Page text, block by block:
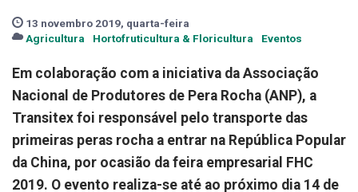
13 novembro 2019, quarta-feira
Agricultura
Hortofruticultura & Floricultura Eventos
Em colaboração com a iniciativa da Associação
Nacional de Produtores de Pera Rocha (ANP), a
Transitex foi responsável pelo transporte das
primeiras peras rocha a entrar na República Popular
da China, por ocasião da feira empresarial FHC
2019. O evento realiza-se até ao próximo dia 14 de